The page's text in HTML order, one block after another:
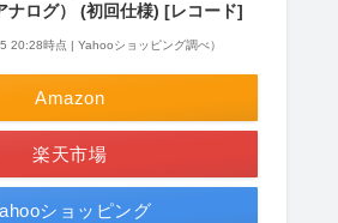
ナログ） (初回仕様) [レコード]
20:28時点 | Yahooショッピング調べ）
Amazon
楽天市場
ショッピング